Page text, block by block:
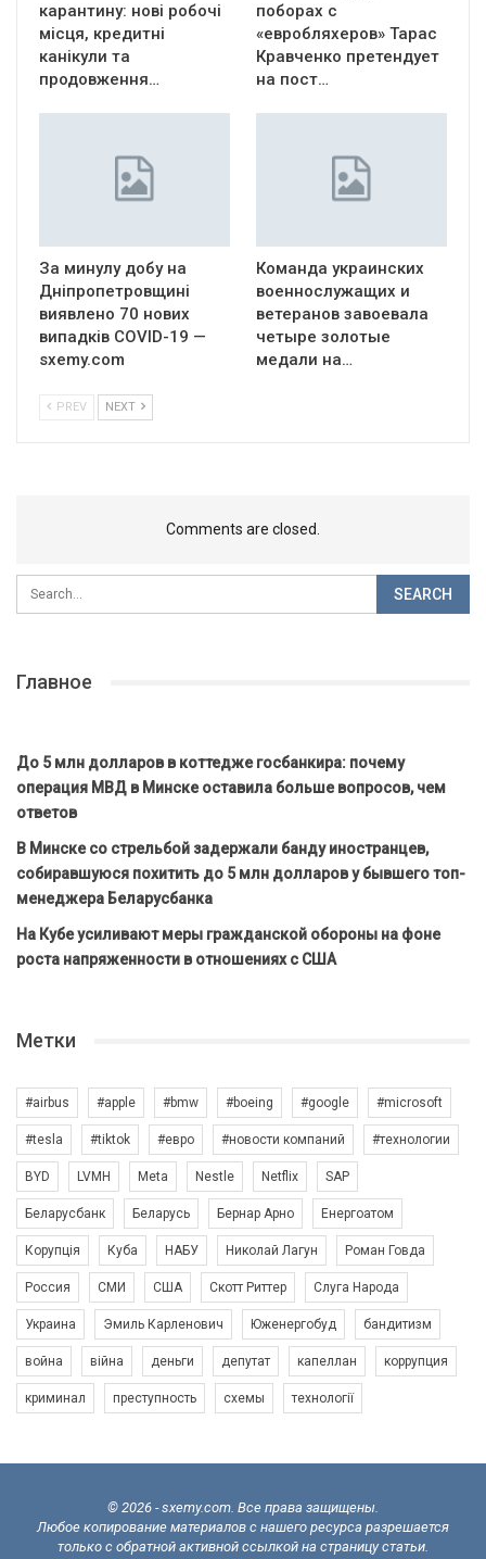
карантину: нові робочі
місця, кредитні
канікули та
продовження…
поборах с
«евробляхеров» Тарас
Кравченко претендует
на пост…
За минулу добу на
Дніпропетровщині
виявлено 70 нових
випадків COVID-19 —
sxemy.com
Команда украинских
военнослужащих и
ветеранов завоевала
четыре золотые
медали на…
PREV NEXT
Comments are closed.
Главное
До 5 млн долларов в коттедже госбанкира: почему
операция МВД в Минске оставила больше вопросов, чем
ответов
В Минске со стрельбой задержали банду иностранцев,
собиравшуюся похитить до 5 млн долларов у бывшего топ-
менеджера Беларусбанка
На Кубе усиливают меры гражданской обороны на фоне
роста напряженности в отношениях с США
Метки
#airbus #apple #bmw #boeing #google #microsoft
#tesla #tiktok #евро #новости компаний #технологии
BYD LVMH Meta Nestle Netflix SAP
Беларусбанк Беларусь Бернар Арно Енергоатом
Корупція Куба НАБУ Николай Лагун Роман Говда
Россия СМИ США Скотт Риттер Слуга Народа
Украина Эмиль Карленович Юженергобуд бандитизм
война війна деньги депутат капеллан коррупция
криминал преступность схемы технології
© 2026 - sxemy.com. Все права защищены.
Любое копирование материалов с нашего ресурса разрешается
только с обратной активной ссылкой на страницу статьи.